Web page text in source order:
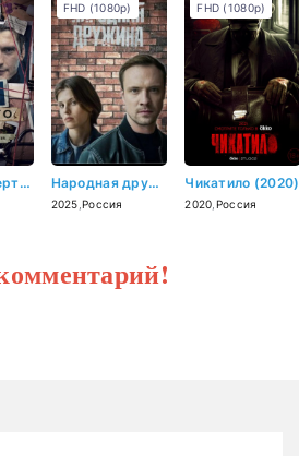
Помни о смерти (2023) Народная дружина (2025)
2025 ,Россия
FHD (1080p)
Чикатило (2020)
2020 Россия
FHD (1080p)